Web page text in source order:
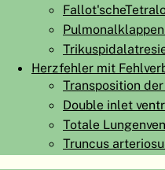
Herzfehler mit
Transposition
Double inlet
Totale
Truncus